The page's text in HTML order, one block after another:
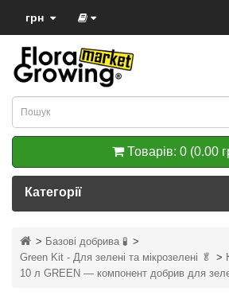
грн
Товарів: 0 (0.00
Категорії
Базові добрива 🧪
Green Kit - Для зелені та мікрозелені 🥬
10 л GREEN — компонент добрив для